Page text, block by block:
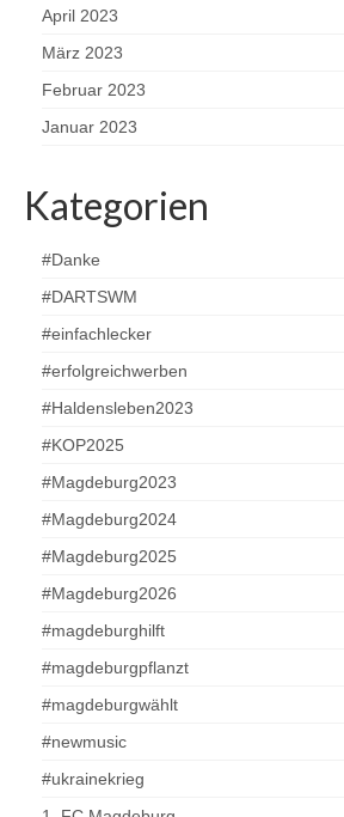
April 2023
März 2023
Februar 2023
Januar 2023
Kategorien
#Danke
#DARTSWM
#einfachlecker
#erfolgreichwerben
#Haldensleben2023
#KOP2025
#Magdeburg2023
#Magdeburg2024
#Magdeburg2025
#Magdeburg2026
#magdeburghilft
#magdeburgpflanzt
#magdeburgwählt
#newmusic
#ukrainekrieg